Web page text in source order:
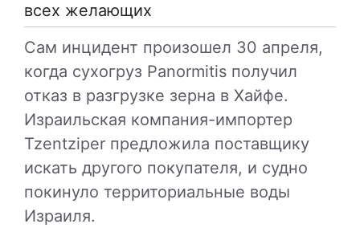
всех желающих
Сам инцидент произошел 30 апреля,
когда сухогруз Panormitis получил
отказ в разгрузке зерна в Хайфе.
Израильская компания-импортер
Tzentziper предложила поставщику
искать другого покупателя, и судно
покинуло территориальные воды
Израиля.